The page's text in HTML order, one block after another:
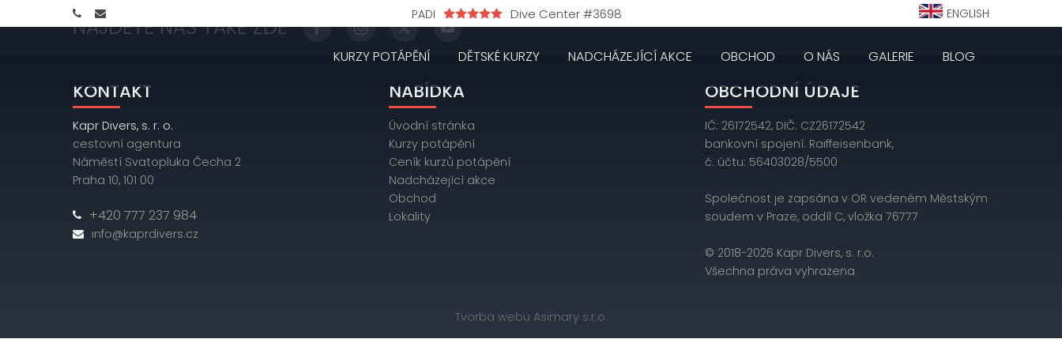
PADI Dive Center #3698 ENGLISH
KURZY POTÁPĚNÍ DĚTSKÉ KURZY NADCHÁZEJÍCÍ AKCE OBCHOD O NÁS GALERIE BLOG
NAJDETE NÁS TAKÉ ZDE
KONTAKT
Kapr Divers, s. r. o.
cestovní agentura
Náměstí Svatopluka Čecha 2
Praha 10, 101 00
+420 777 237 984
info@kaprdivers.cz
NABÍDKA
Úvodní stránka
Kurzy potápění
Ceník kurzů potápění
Nadcházející akce
Obchod
Lokality
OBCHODNÍ ÚDAJE
IČ: 26172542, DIČ: CZ26172542
bankovní spojení: Raiffeisenbank,
č. účtu: 56403028/5500
Společnost je zapsána v OR vedeném Městským
soudem v Praze, oddíl C, vložka 76777
© 2018-2026 Kapr Divers, s. r.o.
Všechna práva vyhrazena
Tvorba webu Asimary s.r.o.